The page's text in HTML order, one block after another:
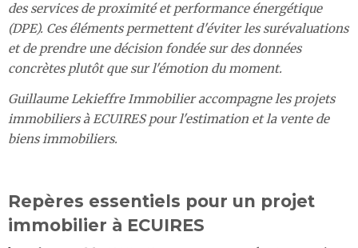
des services de proximité et performance énergétique
(DPE). Ces éléments permettent d'éviter les surévaluations
et de prendre une décision fondée sur des données
concrètes plutôt que sur l'émotion du moment.
Guillaume Lekieffre Immobilier accompagne les projets
immobiliers à ECUIRES pour l'estimation et la vente de
biens immobiliers.
Repères essentiels pour un projet
immobilier à ECUIRES